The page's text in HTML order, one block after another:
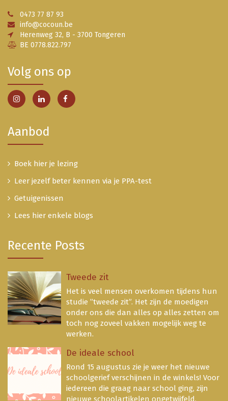
0473 77 87 93
info@cocoun.be
Herenweg 32, B - 3700 Tongeren
BE 0778.822.797
Volg ons op
Aanbod
Boek hier je lezing
Leer jezelf beter kennen via je PPA-test
Getuigenissen
Lees hier enkele blogs
Recente Posts
Tweede zit
Het is veel mensen overkomen tijdens hun
studie ”tweede zit”. Het zijn de moedigen
onder ons die dan alles op alles zetten om
toch nog zoveel vakken mogelijk weg te
werken.
De ideale school
Rond 15 augustus zie je weer het nieuwe
schoolgerief verschijnen in de winkels! Voor
iedereen die graag naar school ging, zijn
nieuwe schoolartikelen ongetwijfeld,